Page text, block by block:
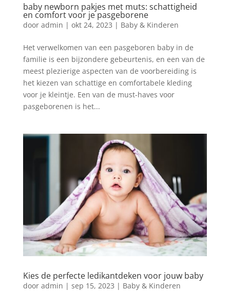
baby newborn pakjes met muts: schattigheid
en comfort voor je pasgeborene
door admin | okt 24, 2023 | Baby & Kinderen
Het verwelkomen van een pasgeboren baby in de
familie is een bijzondere gebeurtenis, en een van de
meest plezierige aspecten van de voorbereiding is
het kiezen van schattige en comfortabele kleding
voor je kleintje. Een van de must-haves voor
pasgeborenen is het...
Kies de perfecte ledikantdeken voor jouw baby
door admin | sep 15, 2023 | Baby & Kinderen